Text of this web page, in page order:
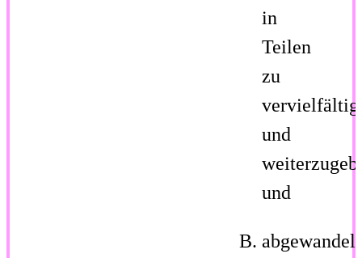
in
Teilen
zu
und
und